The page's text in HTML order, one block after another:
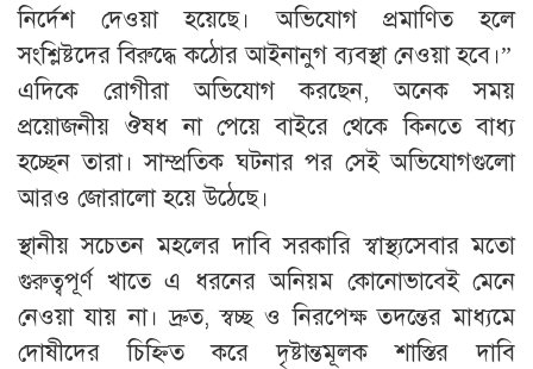
নির্দেশ দেওয়া হয়েছে। অভিযোগ প্রমাণিত হলে
সংশ্লিষ্টদের বিরুদ্ধে কঠোর আইনানুগ ব্যবস্থা নেওয়া হবে।”
এদিকে রোগীরা অভিযোগ করছেন, অনেক সময়
প্রয়োজনীয় ঔষধ না পেয়ে বাইরে থেকে কিনতে বাধ্য
হচ্ছেন তারা। সাম্প্রতিক ঘটনার পর সেই অভিযোগগুলো
আরও জোরালো হয়ে উঠেছে।
স্থানীয় সচেতন মহলের দাবি সরকারি স্বাস্থ্যসেবার মতো
গুরুত্বপূর্ণ খাতে এ ধরনের অনিয়ম কোনোভাবেই মেনে
নেওয়া যায় না। দ্রুত, স্বচ্ছ ও নিরপেক্ষ তদন্তের মাধ্যমে
দোষীদের চিহ্নিত করে দৃষ্টান্তমূলক শাস্তির দাবি